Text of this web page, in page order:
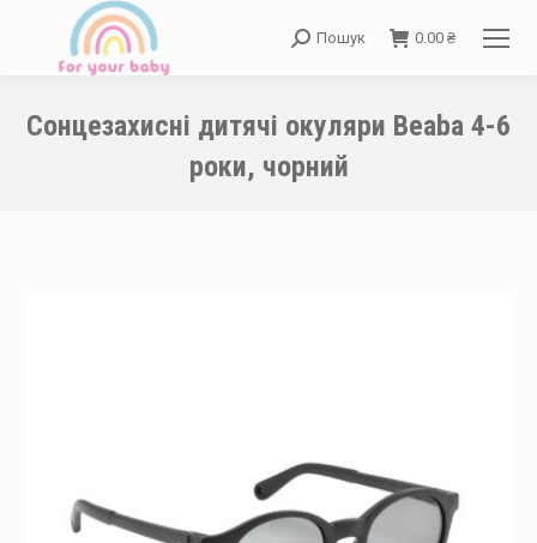
Search:
Пошук 0.00 ₴
Сонцезахисні дитячі окуляри Beaba 4-6
роки, чорний